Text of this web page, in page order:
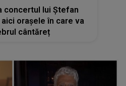
concertul lui Ștefan
orașele în care va
cântăreț